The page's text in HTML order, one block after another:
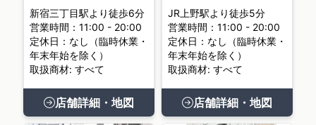
新宿三丁目駅より徒歩6分
営業時間：11:00 - 20:00
定休日：なし（臨時休業・
年末年始を除く）
取扱商材: すべて
店舗詳細・地図
JR上野駅より徒歩5分
営業時間：11:00 - 20:00
定休日：なし（臨時休業・
年末年始を除く）
取扱商材: すべて
店舗詳細・地図